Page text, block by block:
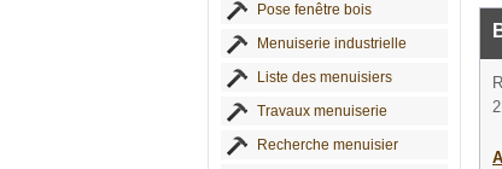
Pose fenêtre bois
Menuiserie industrielle
Liste des menuisiers
Travaux menuiserie
Recherche menuisier